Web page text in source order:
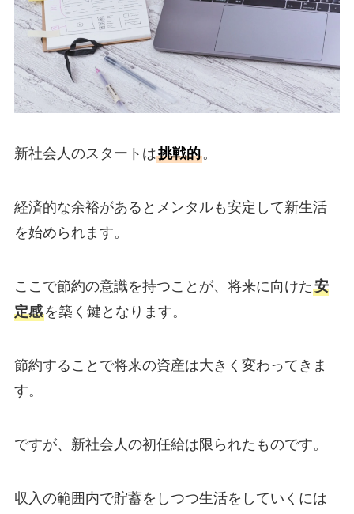
新社会人のスタートは挑戦的。
経済的な余裕があるとメンタルも安定して新生活
を始められます。
ここで節約の意識を持つことが、将来に向けた安
定感を築く鍵となります。
節約することで将来の資産は大きく変わってきま
す。
ですが、新社会人の初任給は限られたものです。
収入の範囲内で貯蓄をしつつ生活をしていくには